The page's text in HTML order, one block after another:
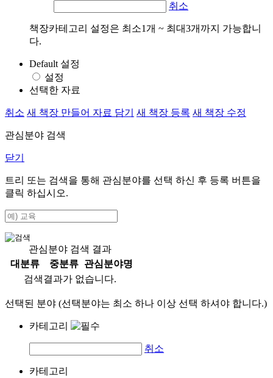
취소
책장카테고리 설정은 최소1개 ~ 최대3개까지 가능합니
다.
Default 설정
설정
선택한 자료
취소 새 책장 만들어 자료 담기 새 책장 등록 새 책장 수정
관심분야 검색
닫기
트리 또는 검색을 통해 관심분야를 선택 하신 후 등록 버튼을
클릭 하십시오.
관심분야 검색 결과
대분류
중분류
관심분야명
검색결과가 없습니다.
선택된 분야 (선택분야는 최소 하나 이상 선택 하셔야 합니다.)
카테고리
취소
카테고리